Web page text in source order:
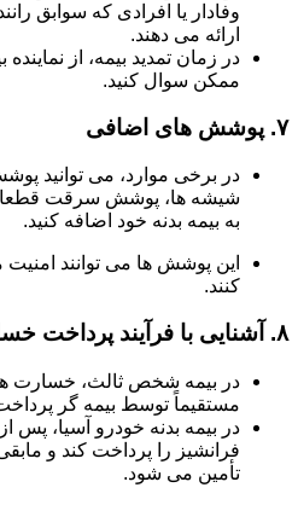
وفادار یا افرادی که سوابق
ارائه می دهند.
در زمان تمدید بیمه، از
ممکن سوال کنید.
۷. پوشش های اضافی
در برخی موارد، می توانید
شیشه ها، پوشش سرقت
به بیمه بدنه خود اضافه کنید.
این پوشش ها می توانند
کنند.
۸. آشنایی با فرآیند پرداخت
در بیمه شخص ثالث، خسارت
مستقیماً توسط بیمه گر
در بیمه بدنه خودرو آسیا، پس
فرانشیز را پرداخت کند و
تأمین می شود.